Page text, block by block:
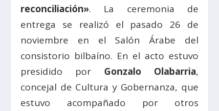
reconciliación». La ceremonia de
entrega se realizó el pasado 26 de
noviembre en el Salón Árabe del
consistorio bilbaíno. En el acto estuvo
presidido por Gonzalo Olabarria,
concejal de Cultura y Gobernanza, que
estuvo acompañado por otros